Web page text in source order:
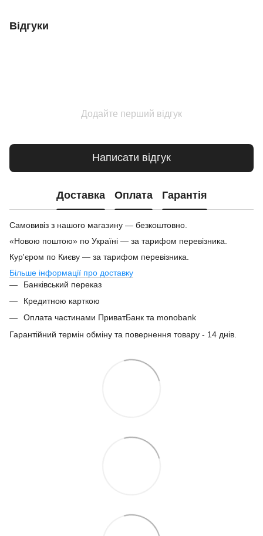
Відгуки
Додайте перший відгук
Написати відгук
Доставка Оплата Гарантія
Самовивіз з нашого магазину — безкоштовно.
«Новою поштою» по Україні — за тарифом перевізника.
Кур'єром по Києву — за тарифом перевізника.
Більше інформації про доставку
Банківський переказ
Кредитною карткою
Оплата частинами ПриватБанк та monobank
Гарантійний термін обміну та повернення товару - 14 днів.